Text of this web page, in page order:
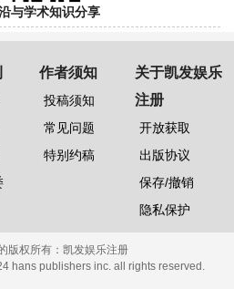
与学术知识分享
作者须知
投稿须知
常见问题
特别约稿
关于凯发娱乐
注册
开放获取
出版协议
保存/撤销
隐私保护
版权所有： 凯发娱乐注册
hans publishers inc. all rights reserved.